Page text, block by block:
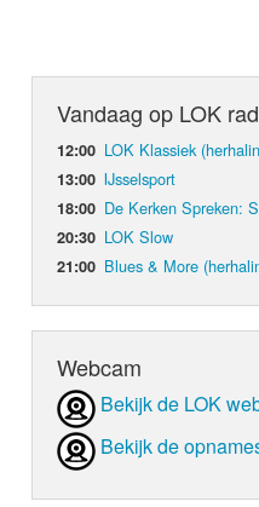
Vandaag op LOK
12:00 LOK Klassiek
13:00 IJsselsport
18:00 De Kerken Spreken:
20:30 LOK Slow
21:00 Blues & More
Webcam
Bekijk de LOK
Bekijk de